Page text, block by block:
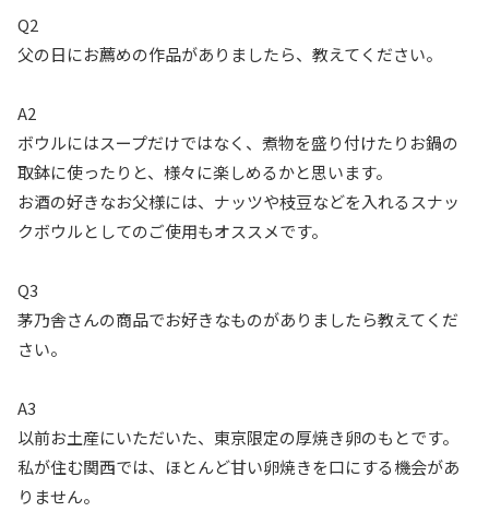
Q2
父の日にお薦めの作品がありましたら、教えてください。
A2
ボウルにはスープだけではなく、煮物を盛り付けたりお鍋の
取鉢に使ったりと、様々に楽しめるかと思います。
お酒の好きなお父様には、ナッツや枝豆などを入れるスナッ
クボウルとしてのご使用もオススメです。
Q3
茅乃舎さんの商品でお好きなものがありましたら教えてくだ
さい。
A3
以前お土産にいただいた、東京限定の厚焼き卵のもとです。
私が住む関西では、ほとんど甘い卵焼きを口にする機会があ
りません。